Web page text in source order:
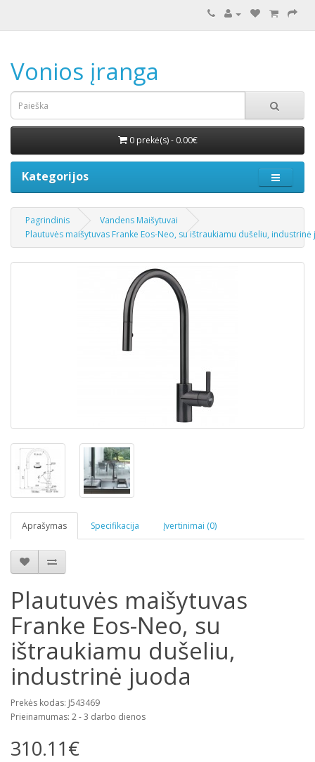
Vonios įranga
0 prekė(s) - 0.00€
Kategorijos
Pagrindinis
Vandens Maišytuvai
Plautuvės maišytuvas Franke Eos-Neo, su ištraukiamu dušeliu,
Aprašymas Specifikacija Įvertinimai (0)
Plautuvės maišytuvas
Franke Eos-Neo, su
ištraukiamu dušeliu,
industrinė juoda
Prekės kodas: J543469
Prieinamumas: 2 - 3 darbo dienos
310.11€